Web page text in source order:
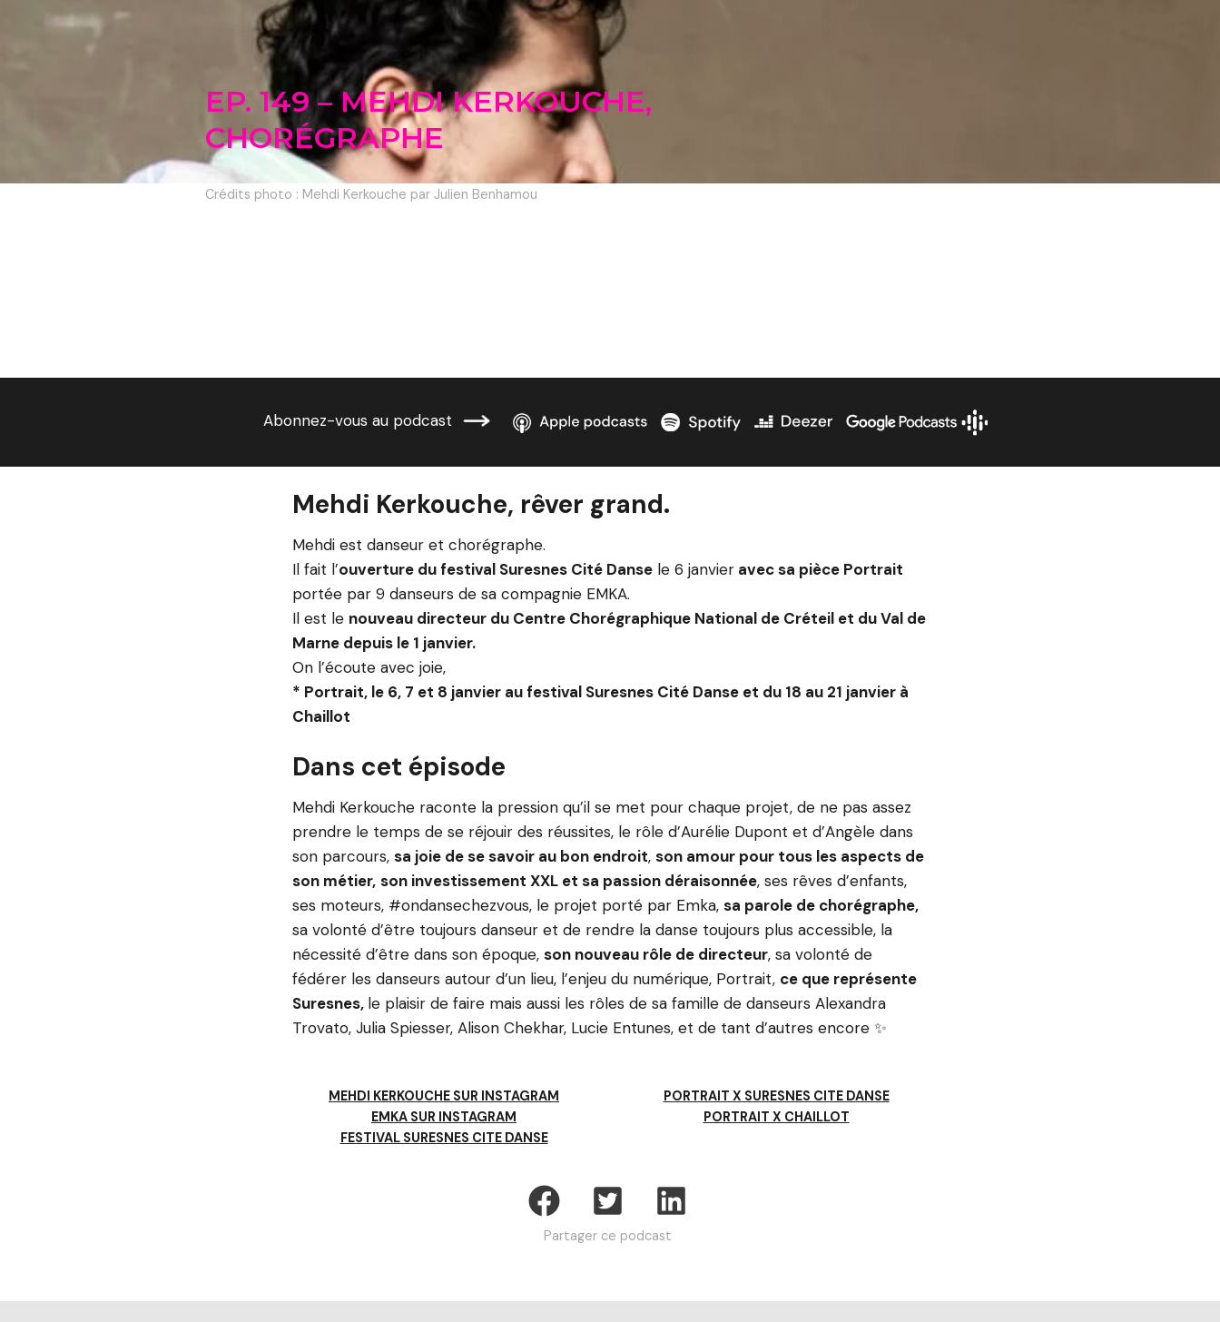
EP. 149 – MEHDI KERKOUCHE,
CHORÉGRAPHE
Crédits photo : Mehdi Kerkouche par Julien Benhamou
Abonnez-vous au podcast
Mehdi Kerkouche, rêver grand.
Mehdi est danseur et chorégraphe.
Il fait l’ouverture du festival Suresnes Cité Danse le 6 janvier avec sa pièce Portrait
portée par 9 danseurs de sa compagnie EMKA.
Il est le nouveau directeur du Centre Chorégraphique National de Créteil et du Val de
Marne depuis le 1 janvier.
On l’écoute avec joie,
* Portrait, le 6, 7 et 8 janvier au festival Suresnes Cité Danse et du 18 au 21 janvier à
Chaillot
Dans cet épisode
Mehdi Kerkouche raconte la pression qu’il se met pour chaque projet, de ne pas assez
prendre le temps de se réjouir des réussites, le rôle d’Aurélie Dupont et d’Angèle dans
son parcours, sa joie de se savoir au bon endroit, son amour pour tous les aspects de
son métier, son investissement XXL et sa passion déraisonnée, ses rêves d’enfants,
ses moteurs, #ondansechezvous, le projet porté par Emka, sa parole de chorégraphe,
sa volonté d’être toujours danseur et de rendre la danse toujours plus accessible, la
nécessité d’être dans son époque, son nouveau rôle de directeur, sa volonté de
fédérer les danseurs autour d’un lieu, l’enjeu du numérique, Portrait, ce que représente
Suresnes, le plaisir de faire mais aussi les rôles de sa famille de danseurs Alexandra
Trovato, Julia Spiesser, Alison Chekhar, Lucie Entunes, et de tant d’autres encore ✨
MEHDI KERKOUCHE SUR INSTAGRAM
EMKA SUR INSTAGRAM
FESTIVAL SURESNES CITE DANSE
PORTRAIT X SURESNES CITE DANSE
PORTRAIT X CHAILLOT
Partager ce podcast